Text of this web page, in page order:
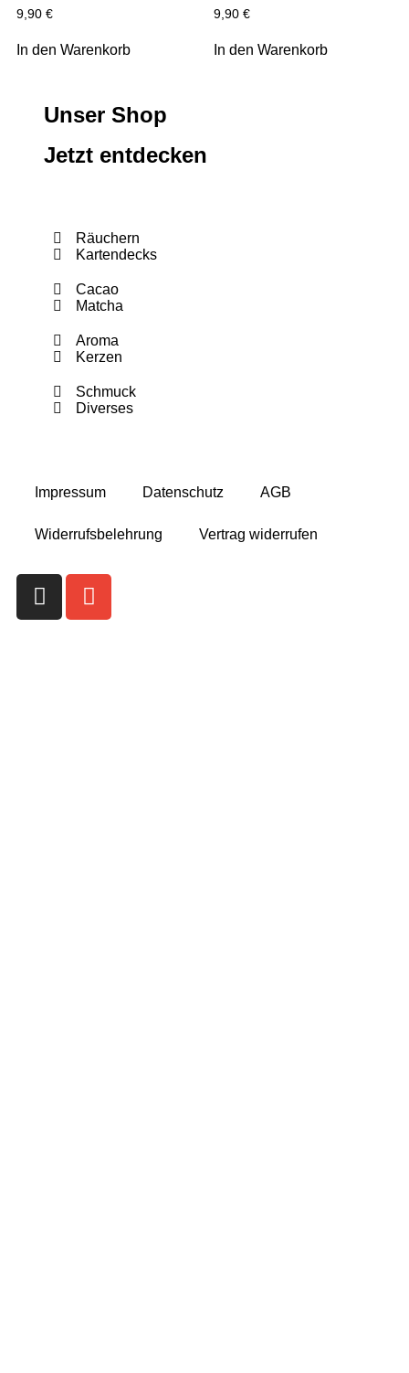
9,90 €
In den Warenkorb
9,90 €
In den Warenkorb
Unser Shop
Jetzt entdecken
Räuchern
Kartendecks
Cacao
Matcha
Aroma
Kerzen
Schmuck
Diverses
Impressum Datenschutz AGB
Widerrufsbelehrung Vertrag widerrufen